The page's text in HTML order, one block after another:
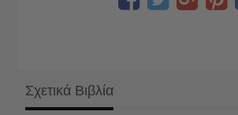
Σχετικά Βιβλία